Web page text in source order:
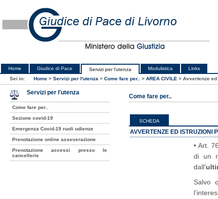
Home Giudice di Pace Servizi per l'utenza Modulistica
Links
Sei in:
Home > Servizi per l'utenza > Come fare per.. > AREA CIVILE > Avvertenze
Come fare per..
SCHEDA
AVVERTENZE ED ISTRUZIONI
• Art.
di un
dall’
Salvo
Servizi per l'utenza
Come fare per..
Sezione covid-19
Emergenza Covid-19 ruoli udienze
Prenotazione online asseverazione
Prenotazione accessi presso le
cancellerie